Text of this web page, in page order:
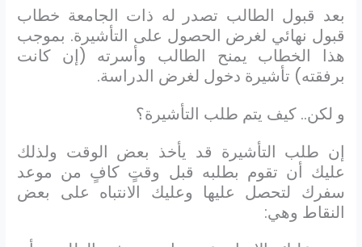
بعد قبول الطالب تصدر له ذات الجامعة خطاب
قبول نهائي لغرض الحصول على التأشيرة. بموجب
هذا الخطاب يمنح الطالب وأسرته (إن كانت
برفقته) تأشيرة دخول لغرض الدراسة.
و لكن.. كيف يتم طلب التأشيرة؟
إن طلب التأشيرة قد يأخذ بعض الوقت ولذلك
عليك أن تقوم بطلبه قبل وقتٍ كافٍ من موعد
سفرك لتحصل عليها وعليك الانتباه على بعض
النقاط وهي: